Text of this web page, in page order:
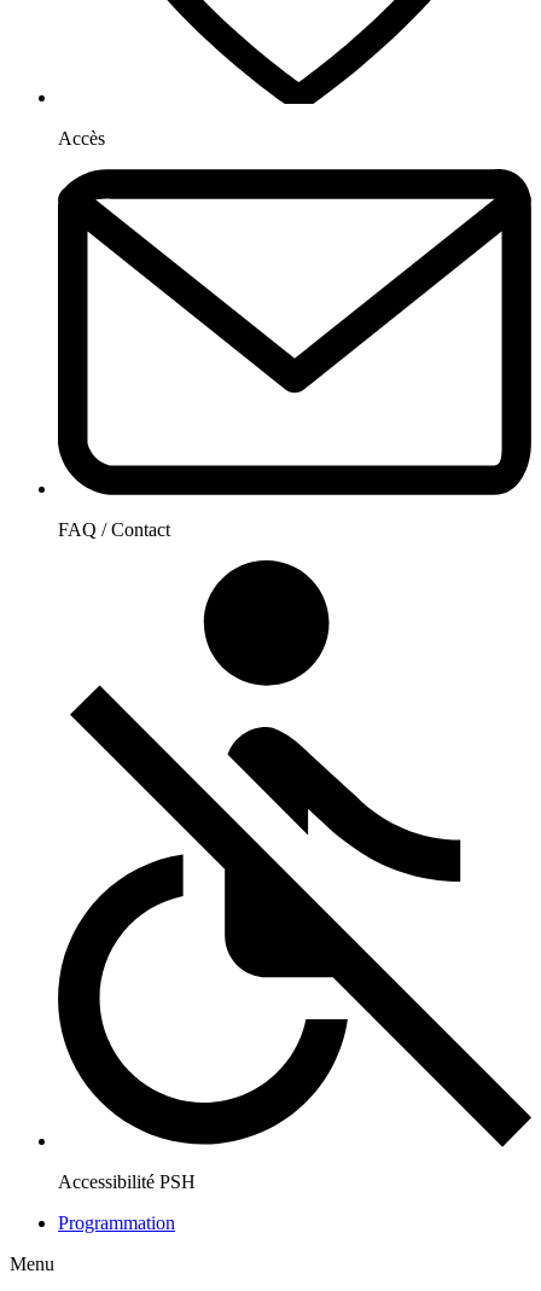
Accès
FAQ / Contact
Accessibilité PSH
Programmation
Menu